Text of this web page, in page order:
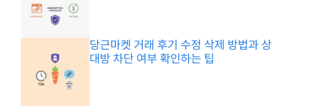
당근마켓 거래 후기 수정 삭제 방법과 상
대방 차단 여부 확인하는 팁